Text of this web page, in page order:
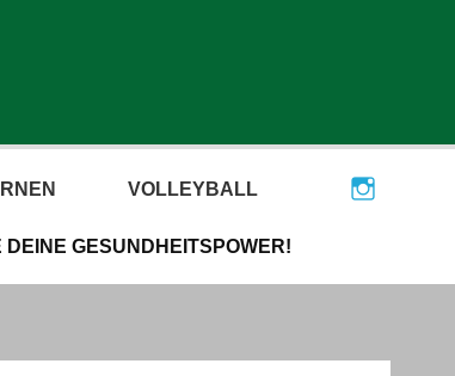
VOLLEYBALL
GESUNDHEITSPOWER!